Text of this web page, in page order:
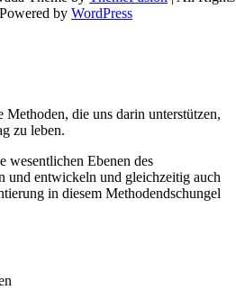
by WordPress
Methoden, die uns darin unterstützen,
zu leben.
wesent­lichen Ebenen des
und entwickeln und gleichzeitig auch
in diesem Methodendschungel